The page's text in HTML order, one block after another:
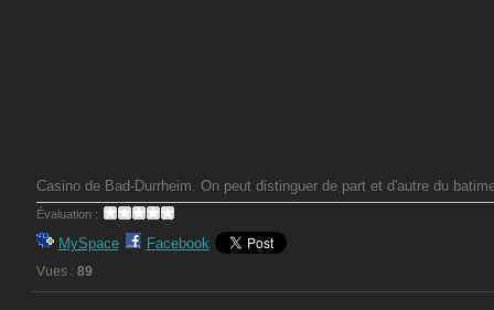
Casino de Bad-Durrheim. On peut distinguer de part et d'autre du
Évaluation :
MySpace Facebook
Vues : 89